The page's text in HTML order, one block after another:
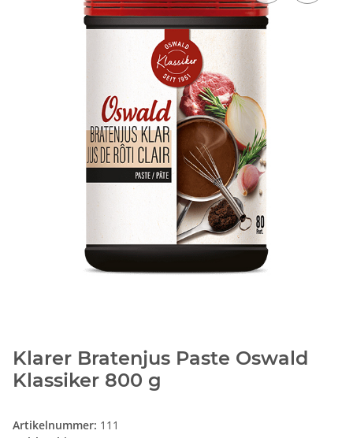
Klarer Bratenjus Paste Oswald
Klassiker 800 g
Artikelnummer: 111